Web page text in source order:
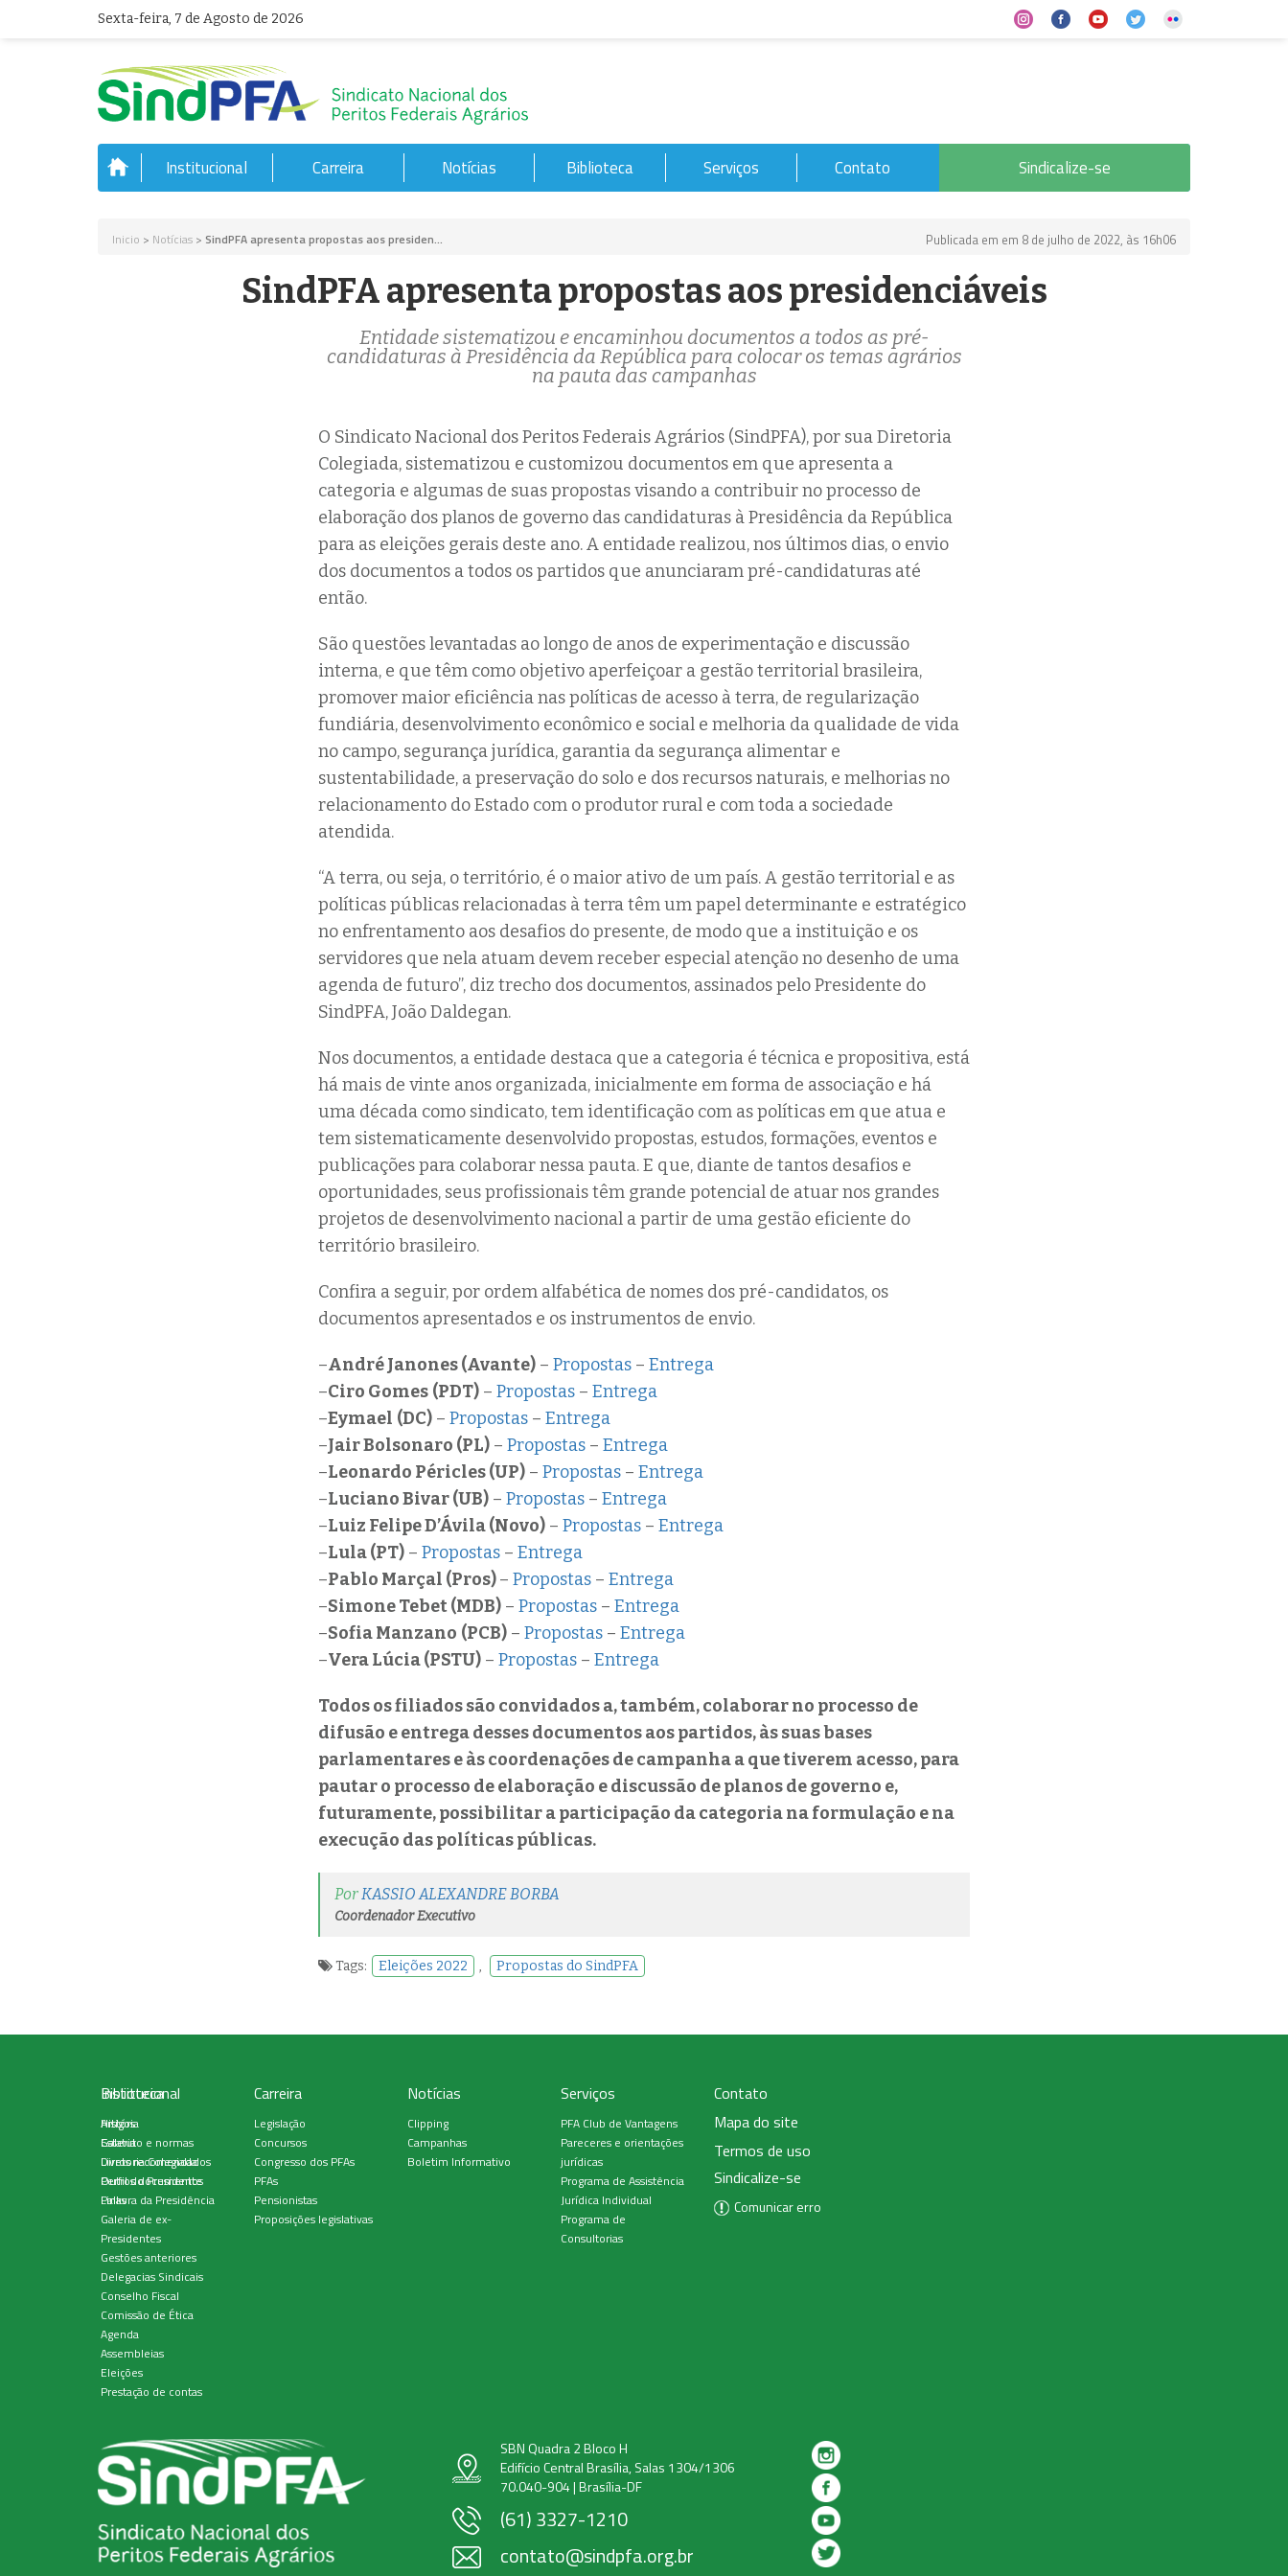
Sexta-feira, 7 de Agosto de 2026
Institucional Carreira Notícias Biblioteca Serviços Contato Sindicalize-se
Inicio > Notícias > SindPFA apresenta propostas aos presiden... Publicada em em 8 de julho de 2022, às 16h06
SindPFA apresenta propostas aos presidenciáveis
Entidade sistematizou e encaminhou documentos a todos as pré-
candidaturas à Presidência da República para colocar os temas agrários
na pauta das campanhas
O Sindicato Nacional dos Peritos Federais Agrários (SindPFA), por sua Diretoria
Colegiada, sistematizou e customizou documentos em que apresenta a
categoria e algumas de suas propostas visando a contribuir no processo de
elaboração dos planos de governo das candidaturas à Presidência da República
para as eleições gerais deste ano. A entidade realizou, nos últimos dias, o envio
dos documentos a todos os partidos que anunciaram pré-candidaturas até
então.
São questões levantadas ao longo de anos de experimentação e discussão
interna, e que têm como objetivo aperfeiçoar a gestão territorial brasileira,
promover maior eficiência nas políticas de acesso à terra, de regularização
fundiária, desenvolvimento econômico e social e melhoria da qualidade de vida
no campo, segurança jurídica, garantia da segurança alimentar e
sustentabilidade, a preservação do solo e dos recursos naturais, e melhorias no
relacionamento do Estado com o produtor rural e com toda a sociedade
atendida.
“A terra, ou seja, o território, é o maior ativo de um país. A gestão territorial e as
políticas públicas relacionadas à terra têm um papel determinante e estratégico
no enfrentamento aos desafios do presente, de modo que a instituição e os
servidores que nela atuam devem receber especial atenção no desenho de uma
agenda de futuro”, diz trecho dos documentos, assinados pelo Presidente do
SindPFA, João Daldegan.
Nos documentos, a entidade destaca que a categoria é técnica e propositiva, está
há mais de vinte anos organizada, inicialmente em forma de associação e há
uma década como sindicato, tem identificação com as políticas em que atua e
tem sistematicamente desenvolvido propostas, estudos, formações, eventos e
publicações para colaborar nessa pauta. E que, diante de tantos desafios e
oportunidades, seus profissionais têm grande potencial de atuar nos grandes
projetos de desenvolvimento nacional a partir de uma gestão eficiente do
território brasileiro.
Confira a seguir, por ordem alfabética de nomes dos pré-candidatos, os
documentos apresentados e os instrumentos de envio.
–André Janones (Avante) – Propostas – Entrega
–Ciro Gomes (PDT) – Propostas – Entrega
–Eymael (DC) – Propostas – Entrega
–Jair Bolsonaro (PL) – Propostas – Entrega
–Leonardo Péricles (UP) – Propostas – Entrega
–Luciano Bivar (UB) – Propostas – Entrega
–Luiz Felipe D’Ávila (Novo) – Propostas – Entrega
–Lula (PT) – Propostas – Entrega
–Pablo Marçal (Pros)– Propostas – Entrega
–Simone Tebet (MDB) – Propostas – Entrega
–Sofia Manzano (PCB) – Propostas – Entrega
–Vera Lúcia (PSTU) – Propostas – Entrega
Todos os filiados são convidados a, também, colaborar no processo de
difusão e entrega desses documentos aos partidos, às suas bases
parlamentares e às coordenações de campanha a que tiverem acesso, para
pautar o processo de elaboração e discussão de planos de governo e,
futuramente, possibilitar a participação da categoria na formulação e na
execução das políticas públicas.
PorKASSIO ALEXANDRE BORBA
Coordenador Executivo
Tags: Eleições 2022 , Propostas do SindPFA
Institucional
História
Estatuto e normas
Diretoria Colegiada
Perfil do Presidente
Palavra da Presidência
Galeria de ex-
Presidentes
Gestões anteriores
Delegacias Sindicais
Conselho Fiscal
Comissão de Ética
Agenda
Assembleias
Eleições
Prestação de contas
Carreira
Legislação
Concursos
Congresso dos PFAs
PFAs
Pensionistas
Proposições legislativas
Notícias
Clipping
Campanhas
Boletim Informativo
Biblioteca
Artigos
Galeria
Livros recomendados
Outros documentos
Links
Serviços
PFA Club de Vantagens
Pareceres e orientações
jurídicas
Programa de Assistência
Jurídica Individual
Programa de
Consultorias
Sindicalize-se
Mapa do site
Termos de uso
Contato
Comunicar erro
SBN Quadra 2 Bloco H
Edifício Central Brasília, Salas 1304/1306
70.040-904 | Brasília-DF
(61) 3327-1210
contato@sindpfa.org.br